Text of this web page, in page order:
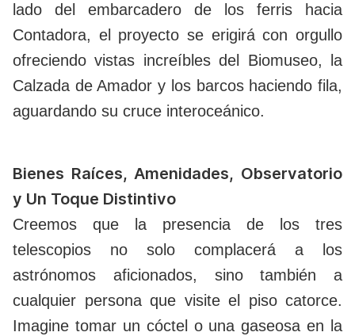
lado del embarcadero de los ferris hacia
Contadora, el proyecto se erigirá con orgullo
ofreciendo vistas increíbles del Biomuseo, la
Calzada de Amador y los barcos haciendo fila,
aguardando su cruce interoceánico.
Bienes Raíces, Amenidades, Observatorio
y Un Toque Distintivo
Creemos que la presencia de los tres
telescopios no solo complacerá a los
astrónomos aficionados, sino también a
cualquier persona que visite el piso catorce.
Imagine tomar un cóctel o una gaseosa en la